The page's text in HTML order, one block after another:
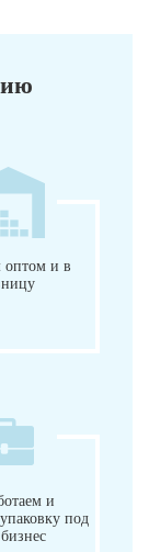
оптом и в
и
под